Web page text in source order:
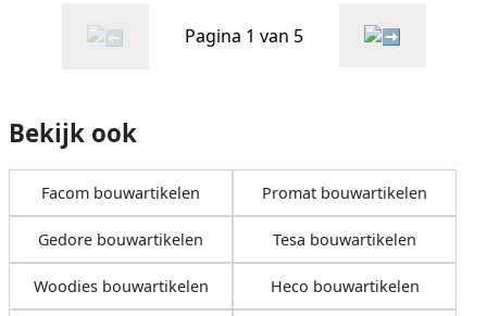
Pagina 1 van 5
Bekijk ook
Facom bouwartikelen Promat bouwartikelen
Gedore bouwartikelen Tesa bouwartikelen
Woodies bouwartikelen Heco bouwartikelen